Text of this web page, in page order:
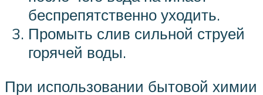
беспрепятственно уходить.
Промыть слив сильной струей
горячей воды.
При использовании бытовой химии